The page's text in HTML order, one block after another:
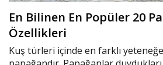
En Bilinen En Popüler 20
Özellikleri
Kuş türleri içinde en farklı